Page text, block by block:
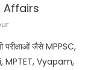
Affairs
परीक्षाओं जैसे MPPSC,
MPTET, Vyapam,